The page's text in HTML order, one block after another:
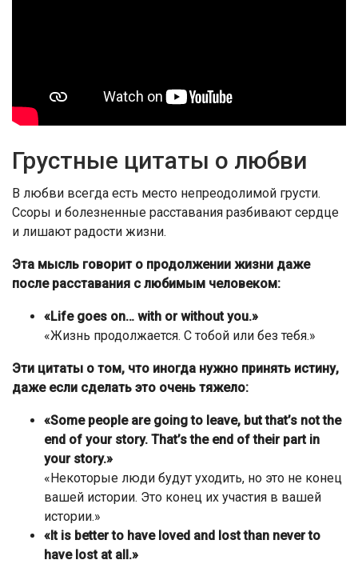
Грустные цитаты о любви
В любви всегда есть место непреодолимой грусти.
Ссоры и болезненные расставания разбивают сердце
и лишают радости жизни.
Эта мысль говорит о продолжении жизни даже
после расставания с любимым человеком:
«Life goes on… with or without you.»
«Жизнь продолжается. С тобой или без тебя.»
Эти цитаты о том, что иногда нужно принять истину,
даже если сделать это очень тяжело:
«Some people are going to leave, but that’s not the
end of your story. That’s the end of their part in
your story.»
«Некоторые люди будут уходить, но это не конец
вашей истории. Это конец их участия в вашей
истории.»
«It is better to have loved and lost than never to
have lost at all.»